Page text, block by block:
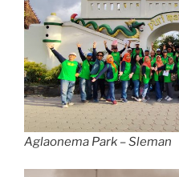
Aglaonema Park – Sleman